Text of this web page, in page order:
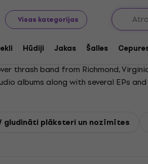
Visas kategorijas
Hūdiji Jakas Šalles
thrash band from Richmond,
albums along with several EPs
gludināti plāksteri un nozīmītes